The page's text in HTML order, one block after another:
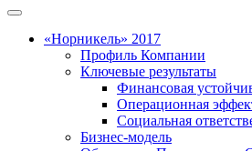
«Норникель» 2017
Профиль Компании
Ключевые результаты
Финансовая
Операционная
Социальная
Бизнес-модель